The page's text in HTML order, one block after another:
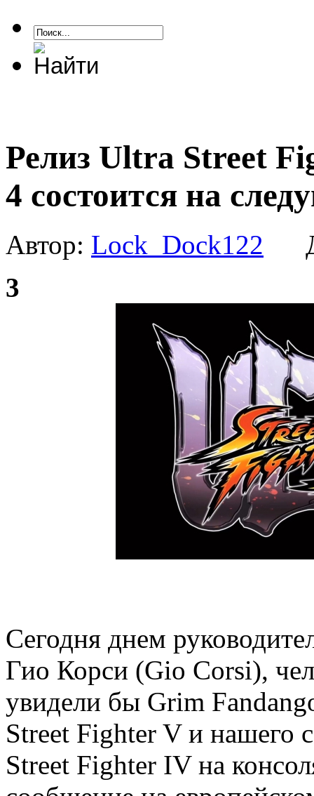
Релиз Ultra Street
4 состоится на
Автор: Lock_Dock122
3
Сегодня днем
Гио Корси (Gio Corsi),
увидели бы Grim
Street Fighter V и нашего
Street Fighter IV на